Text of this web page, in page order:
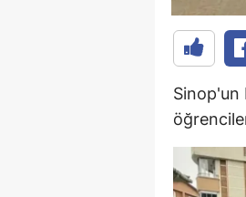
Sinop'un